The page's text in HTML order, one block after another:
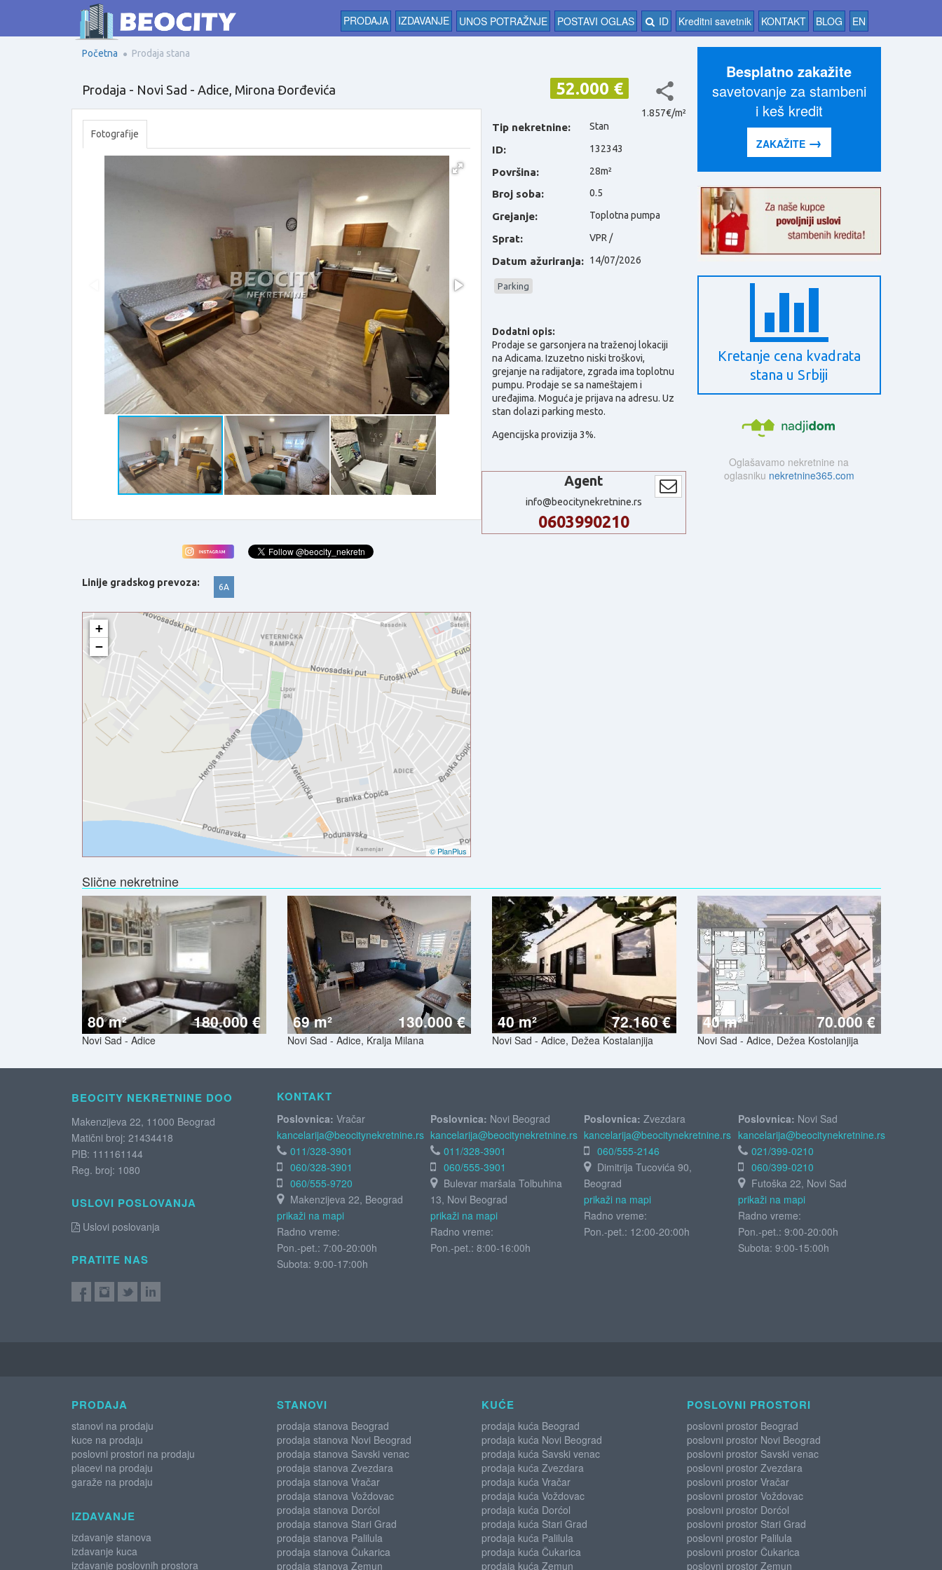
PRODAJA IZDAVANJE UNOS POTRAŽNJE POSTAVI OGLAS ID Kreditni savetnik KONTAKT BLOG EN
Početna Prodaja stana
Prodaja - Novi Sad - Adice, Mirona Đorđevića
Fotografije
Linije gradskog prevoza: 6A
+
−
© PlanPlus
52.000 €
1.857€/m²
Tip nekretnine: Stan
ID: 132343
Površina: 28m²
Broj soba: 0.5
Grejanje: Toplotna pumpa
Sprat: VPR /
Datum ažuriranja: 14/07/2026
Parking
Dodatni opis:
Prodaje se garsonjera na traženoj lokaciji
na Adicama. Izuzetno niski troškovi,
grejanje na radijatore, zgrada ima toplotnu
pumpu. Prodaje se sa nameštajem i
uređajima. Moguća je prijava na adresu. Uz
stan dolazi parking mesto.
Agencijska provizija 3%.
Agent
info@beocitynekretnine.rs
0603990210
Besplatno zakažite
savetovanje za stambeni
i keš kredit
ZAKAŽITE →
Kretanje cena kvadrata
stana u Srbiji
Oglašavamo nekretnine na
oglasniku nekretnine365.com
Slične nekretnine
80 m² 180.000 €
Novi Sad - Adice
69 m² 130.000 €
Novi Sad - Adice, Kralja Milana
40 m² 72.160 €
Novi Sad - Adice, Dežea Kostalanjija
40 m² 70.000 €
Novi Sad - Adice, Dežea Kostolanjija
BEOCITY NEKRETNINE DOO
Makenzijeva 22, 11000 Beograd
Matični broj: 21434418
PIB: 111161144
Reg. broj: 1080
USLOVI POSLOVANJA
Uslovi poslovanja
PRATITE NAS
KONTAKT
Poslovnica: Vračar
kancelarija@beocitynekretnine.rs
011/328-3901
060/328-3901
060/555-9720
Makenzijeva 22, Beograd
prikaži na mapi
Radno vreme:
Pon.-pet.: 7:00-20:00h
Subota: 9:00-17:00h
Poslovnica: Novi Beograd
kancelarija@beocitynekretnine.rs
011/328-3901
060/555-3901
Bulevar maršala Tolbuhina
13, Novi Beograd
prikaži na mapi
Radno vreme:
Pon.-pet.: 8:00-16:00h
Poslovnica: Zvezdara
kancelarija@beocitynekretnine.rs
060/555-2146
Dimitrija Tucovića 90,
Beograd
prikaži na mapi
Radno vreme:
Pon.-pet.: 12:00-20:00h
Poslovnica: Novi Sad
kancelarija@beocitynekretnine.rs
021/399-0210
060/399-0210
Futoška 22, Novi Sad
prikaži na mapi
Radno vreme:
Pon.-pet.: 9:00-20:00h
Subota: 9:00-15:00h
PRODAJA
stanovi na prodaju
kuce na prodaju
poslovni prostori na prodaju
placevi na prodaju
garaže na prodaju
IZDAVANJE
izdavanje stanova
izdavanje kuca
izdavanje poslovnih prostora
STANOVI
prodaja stanova Beograd
prodaja stanova Novi Beograd
prodaja stanova Savski venac
prodaja stanova Zvezdara
prodaja stanova Vračar
prodaja stanova Voždovac
prodaja stanova Dorćol
prodaja stanova Stari Grad
prodaja stanova Palilula
prodaja stanova Čukarica
prodaja stanova Zemun
KUĆE
prodaja kuća Beograd
prodaja kuća Novi Beograd
prodaja kuća Savski venac
prodaja kuća Zvezdara
prodaja kuća Vračar
prodaja kuća Voždovac
prodaja kuća Dorćol
prodaja kuća Stari Grad
prodaja kuća Palilula
prodaja kuća Čukarica
prodaja kuća Zemun
POSLOVNI PROSTORI
poslovni prostor Beograd
poslovni prostor Novi Beograd
poslovni prostor Savski venac
poslovni prostor Zvezdara
poslovni prostor Vračar
poslovni prostor Voždovac
poslovni prostor Dorćol
poslovni prostor Stari Grad
poslovni prostor Palilula
poslovni prostor Čukarica
poslovni prostor Zemun